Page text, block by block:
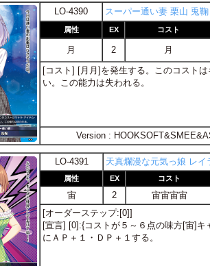
LO-4390 スーパー通い妻 栗山 兎鞠
属性 EX コスト
月 2 月
[コスト] [月月]を発生する。このコスト
い。この能力は失われる。
Version :
LO-4391 天真爛漫な元気っ娘 レイ
属性 EX コスト
宙 2 宙宙宙宙
[オーダーステップ:[0]]
[宣言] [0]:{コストが５～６点の味方[宙]キ
にＡＰ＋１・ＤＰ＋１する。